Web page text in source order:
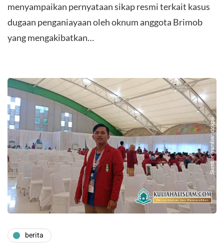
menyampaikan pernyataan sikap resmi terkait kasus
dugaan penganiayaan oleh oknum anggota Brimob
yang mengakibatkan…
berita